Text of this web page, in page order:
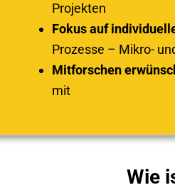
Projekten
Fokus auf
Prozesse – Mikro-
Mitforschen
mit
Wie